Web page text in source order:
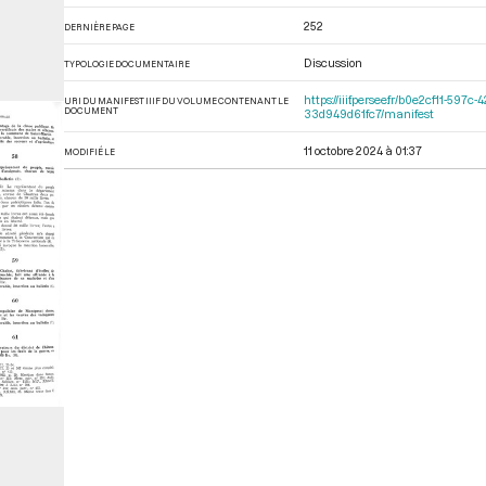
DERNIÈRE PAGE 252
TYPOLOGIE DOCUMENTAIRE Discussion
URI DU MANIFEST IIIF DU VOLUME CONTENANT LE
DOCUMENT
https://iiif.persee.fr/b0e2cf11-
33d949d61fc7/manifest
MODIFIÉ LE 11 octobre 2024 à 01:37